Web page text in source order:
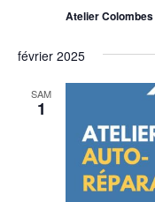
Atelier Colombes
février 2025
SAM
1